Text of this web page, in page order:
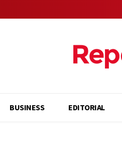
BUSINESS EDITORIAL